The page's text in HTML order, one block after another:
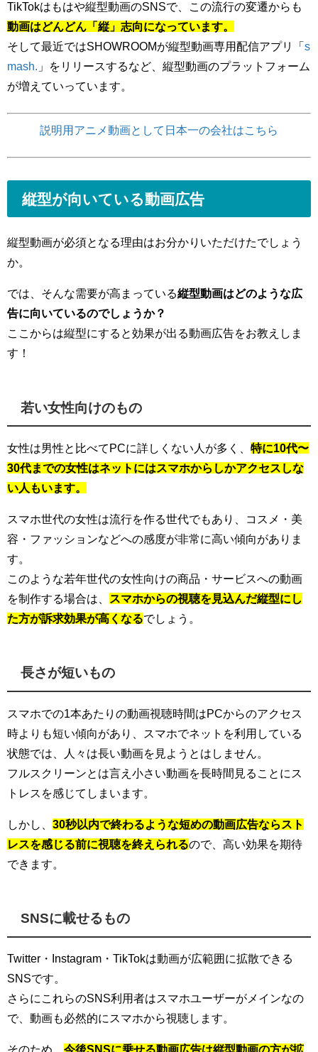
TikTokはもはや縦型動画のSNSで、この流行の変遷からも
動画はどんどん「縦」志向になっています。
そして最近ではSHOWROOMが縦型動画専用配信アプリ「 s
mash.
」をリリースするなど、縦型動画のプラットフォーム
が増えていっています。
説明用アニメ動画として日本一の会社はこちら
縦型が向いている動画広告
縦型動画が必須となる理由はお分かりいただけたでしょう
か。
では、そんな需要が高まっている縦型動画はどのような広
告に向いているのでしょうか？
ここからは縦型にすると効果が出る動画広告をお教えしま
す！
若い女性向けのもの
女性は男性と比べてPCに詳しくない人が多く、 特に10代〜
30代までの女性はネットにはスマホからしかアクセスしな
い人もいます。
スマホ世代の女性は流行を作る世代でもあり、コスメ・美
容・ファッションなどへの感度が非常に高い傾向がありま
す。
このような若年世代の女性向けの商品・サービスへの動画
を制作する場合は、
スマホからの視聴を見込んだ縦型にし
た方が訴求効果が高くなるでしょう。
長さが短いもの
スマホでの1本あたりの動画視聴時間はPCからのアクセス
時よりも短い傾向があり、スマホでネットを利用している
状態では、人々は長い動画を見ようとはしません。
フルスクリーンとは言え小さい動画を長時間見ることにス
トレスを感じてしまいます。
しかし、 30秒以内で終わるような短めの動画広告ならスト
レスを感じる前に視聴を終えられるので、高い効果を期待
できます。
SNSに載せるもの
Twitter・Instagram・TikTokは動画が広範囲に拡散できる
SNSです。
さらにこれらのSNS利用者はスマホユーザーがメインなの
で、動画も必然的にスマホから視聴します。
そのため、 今後SNSに乗せる動画広告は縦型動画の方が拡